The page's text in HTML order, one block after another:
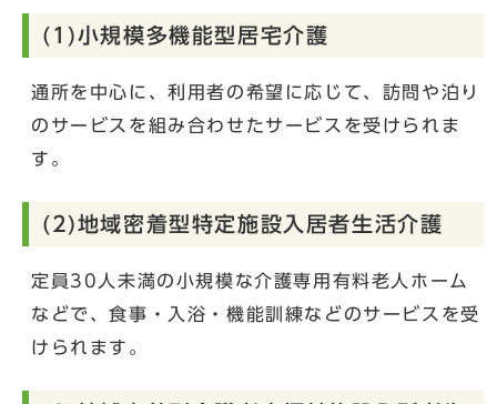
(1)小規模多機能型居宅介護
通所を中心に、利用者の希望に応じて、訪問や泊り
のサービスを組み合わせたサービスを受けられま
す。
(2)地域密着型特定施設入居者生活介護
定員30人未満の小規模な介護専用有料老人ホーム
などで、食事・入浴・機能訓練などのサービスを受
けられます。